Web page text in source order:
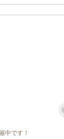
中です！